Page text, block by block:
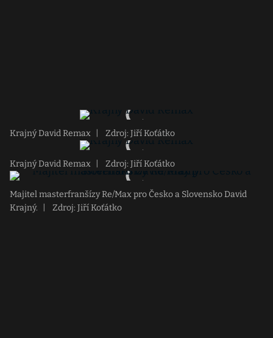
Krajný David Remax Zdroj: Jiří Koťátko
Krajný David Remax Zdroj: Jiří Koťátko
Majitel masterfranšízy Re/Max pro Česko a Slovensko David
Krajný.
Zdroj: Jiří Koťátko